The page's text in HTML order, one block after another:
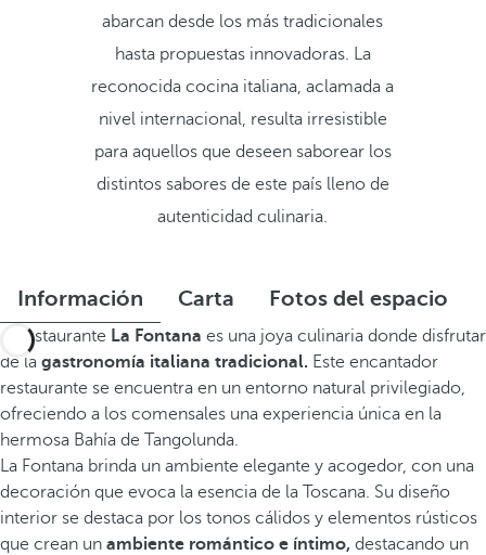
abarcan desde los más tradicionales
hasta propuestas innovadoras. La
reconocida cocina italiana, aclamada a
nivel internacional, resulta irresistible
para aquellos que deseen saborear los
distintos sabores de este país lleno de
autenticidad culinaria.
Información Carta Fotos del espacio
El restaurante La Fontana es una joya culinaria donde disfrutar
de la gastronomía italiana tradicional. Este encantador
restaurante se encuentra en un entorno natural privilegiado,
ofreciendo a los comensales una experiencia única en la
hermosa Bahía de Tangolunda.
La Fontana brinda un ambiente elegante y acogedor, con una
decoración que evoca la esencia de la Toscana. Su diseño
interior se destaca por los tonos cálidos y elementos rústicos
que crean un ambiente romántico e íntimo, destacando un